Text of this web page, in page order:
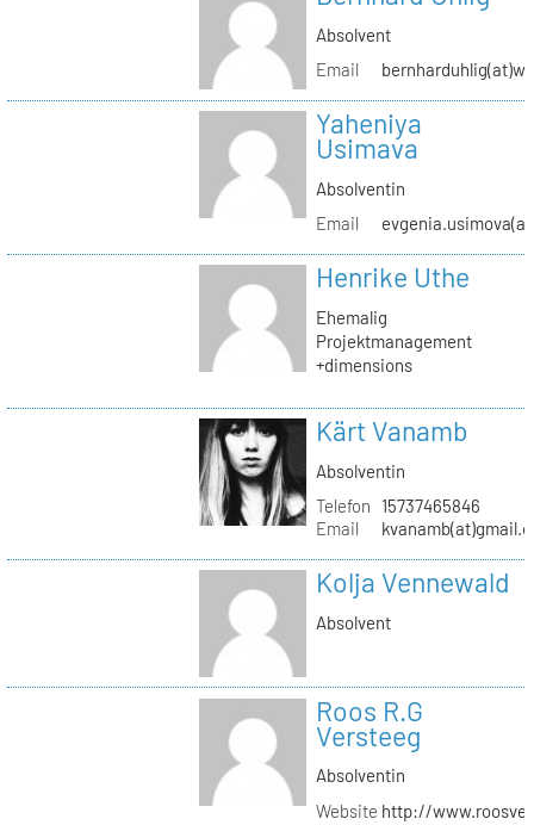
Absolvent
Email
Yaheniya
Usimava
Absolventin
Email
Henrike Uthe
Ehemalig
Projektmanagement
+dimensions
Kärt Vanamb
Absolventin
Telefon
15737465846
Email
Kolja Vennewald
Absolvent
Roos R.G
Versteeg
Absolventin
Website http://